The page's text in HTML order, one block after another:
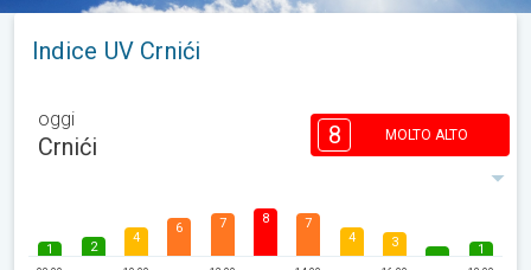
Indice UV Crnići
oggi
Crnići 8 MOLTO ALTO
1 2
4
6 7 8 7
4 3 1